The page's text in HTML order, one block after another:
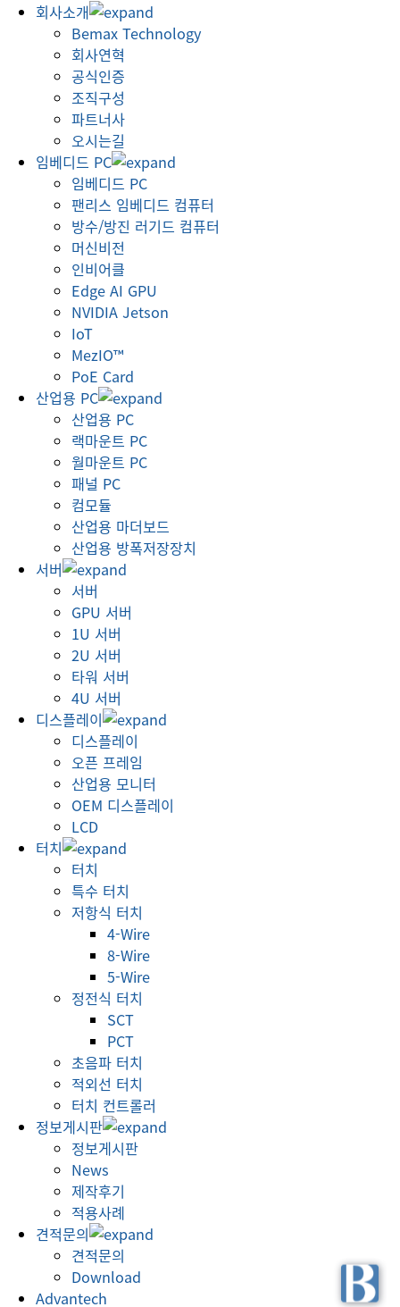
회사소개
Bemax Technology
회사연혁
공식인증
조직구성
파트너사
오시는길
임베디드 PC
임베디드 PC
팬리스 임베디드 컴퓨터
방수/방진 러기드 컴퓨터
머신비전
인비어클
Edge AI GPU
NVIDIA Jetson
IoT
MezIO™
PoE Card
산업용 PC
산업용 PC
랙마운트 PC
월마운트 PC
패널 PC
컴모듈
산업용 마더보드
산업용 방폭저장장치
서버
서버
GPU 서버
1U 서버
2U 서버
타워 서버
4U 서버
디스플레이
디스플레이
오픈 프레임
산업용 모니터
OEM 디스플레이
LCD
터치
터치
특수 터치
저항식 터치
4-Wire
8-Wire
5-Wire
정전식 터치
SCT
PCT
초음파 터치
적외선 터치
터치 컨트롤러
정보게시판
정보게시판
News
제작후기
적용사례
견적문의
견적문의
Download
Advantech